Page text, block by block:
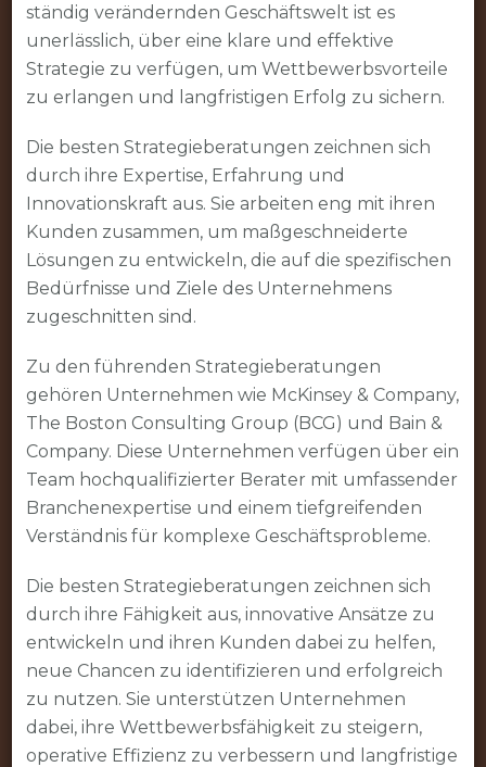
ständig verändernden Geschäftswelt ist es
unerlässlich, über eine klare und effektive
Strategie zu verfügen, um Wettbewerbsvorteile
zu erlangen und langfristigen Erfolg zu sichern.
Die besten Strategieberatungen zeichnen sich
durch ihre Expertise, Erfahrung und
Innovationskraft aus. Sie arbeiten eng mit ihren
Kunden zusammen, um maßgeschneiderte
Lösungen zu entwickeln, die auf die spezifischen
Bedürfnisse und Ziele des Unternehmens
zugeschnitten sind.
Zu den führenden Strategieberatungen
gehören Unternehmen wie McKinsey & Company,
The Boston Consulting Group (BCG) und Bain &
Company. Diese Unternehmen verfügen über ein
Team hochqualifizierter Berater mit umfassender
Branchenexpertise und einem tiefgreifenden
Verständnis für komplexe Geschäftsprobleme.
Die besten Strategieberatungen zeichnen sich
durch ihre Fähigkeit aus, innovative Ansätze zu
entwickeln und ihren Kunden dabei zu helfen,
neue Chancen zu identifizieren und erfolgreich
zu nutzen. Sie unterstützen Unternehmen
dabei, ihre Wettbewerbsfähigkeit zu steigern,
operative Effizienz zu verbessern und langfristige